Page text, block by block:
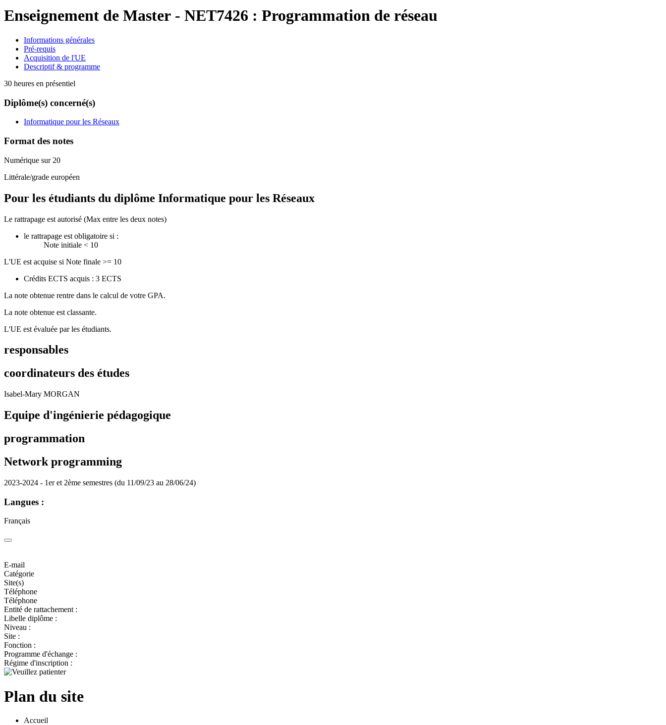
Enseignement de Master - NET7426 : Programmation de réseau
Informations générales
Pré-requis
Acquisition de l'UE
Descriptif & programme
30 heures en présentiel
Diplôme(s) concerné(s)
Informatique pour les Réseaux
Format des notes
Numérique sur 20
Littérale/grade européen
Pour les étudiants du diplôme Informatique pour les Réseaux
Le rattrapage est autorisé (Max entre les deux notes)
le rattrapage est obligatoire si :
Note initiale < 10
L'UE est acquise si Note finale >= 10
Crédits ECTS acquis : 3 ECTS
La note obtenue rentre dans le calcul de votre GPA.
La note obtenue est classante.
L'UE est évaluée par les étudiants.
responsables
coordinateurs des études
Isabel-Mary MORGAN
Equipe d'ingénierie pédagogique
programmation
Network programming
2023-2024 - 1er et 2ème semestres (du 11/09/23 au 28/06/24)
Langues :
Français
E-mail
Catégorie
Site(s)
Téléphone
Téléphone
Entité de rattachement :
Libelle diplôme :
Niveau :
Site :
Fonction :
Programme d'échange :
Régime d'inscription :
Plan du site
Accueil